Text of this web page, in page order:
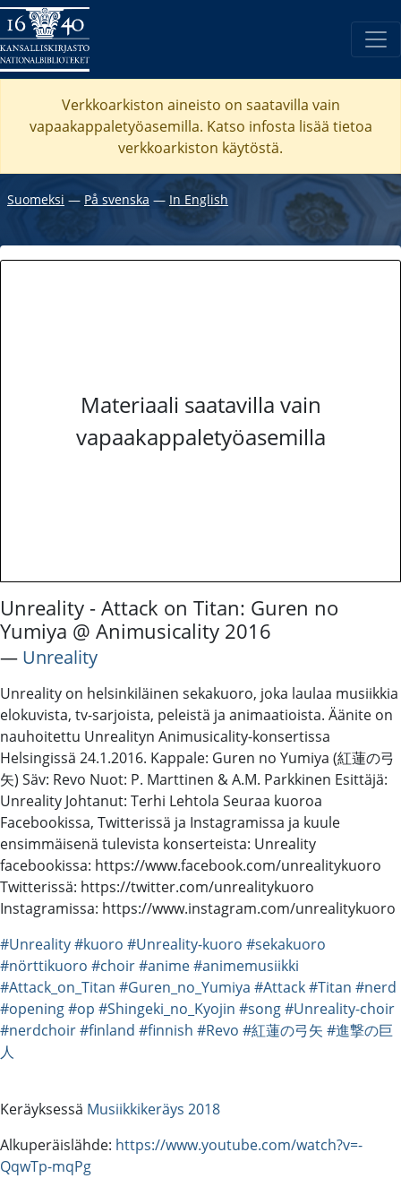
Verkkoarkiston aineisto on saatavilla vain
vapaakappaletyöasemilla. Katso infosta lisää tietoa
verkkoarkiston käytöstä.
Suomeksi ― På svenska ― In English
Materiaali saatavilla vain
vapaakappaletyöasemilla
Unreality - Attack on Titan: Guren no
Yumiya @ Animusicality 2016
― Unreality
Unreality on helsinkiläinen sekakuoro, joka laulaa musiikkia
elokuvista, tv-sarjoista, peleistä ja animaatioista. Äänite on
nauhoitettu Unrealityn Animusicality-konsertissa
Helsingissä 24.1.2016. Kappale: Guren no Yumiya (紅蓮の弓
矢) Säv: Revo Nuot: P. Marttinen & A.M. Parkkinen Esittäjä:
Unreality Johtanut: Terhi Lehtola Seuraa kuoroa
Facebookissa, Twitterissä ja Instagramissa ja kuule
ensimmäisenä tulevista konserteista: Unreality
facebookissa: https://www.facebook.com/unrealitykuoro
Twitterissä: https://twitter.com/unrealitykuoro
Instagramissa: https://www.instagram.com/unrealitykuoro
#Unreality#kuoro #Unreality-kuoro #sekakuoro
#nörttikuoro #choir#anime#animemusiikki
#Attack_on_Titan #Guren_no_Yumiya #Attack#Titan #nerd
#opening#op #Shingeki_no_Kyojin #song#Unreality-choir
#nerdchoir#finland #finnish #Revo #紅蓮の弓矢 #進撃の巨
人
Keräyksessä Musiikkikeräys 2018
Alkuperäislähde: https://www.youtube.com/watch?v=-
QqwTp-mqPg